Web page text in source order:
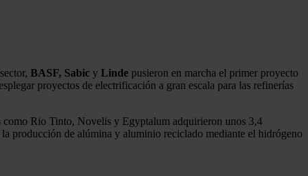
BASF, Sabic y Linde pusieron en marcha el primer proyecto
proyectos de electrificación a gran escala para las refinerías
como Rio Tinto, Novelis y Egyptalum adquirieron unos 3,4
producción de alúmina y aluminio reciclado mediante el hidrógeno